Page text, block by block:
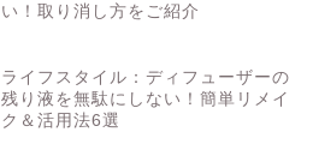
い！取り消し方をご紹介
ライフスタイル：ディフューザーの
残り液を無駄にしない！簡単リメイ
ク＆活用法6選